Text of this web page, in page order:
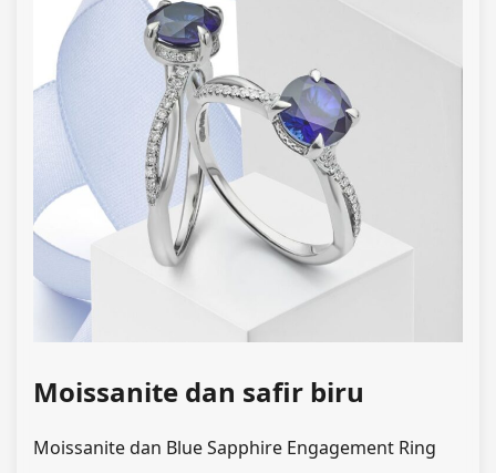
Moissanite dan safir biru
Moissanite dan Blue Sapphire Engagement Ring